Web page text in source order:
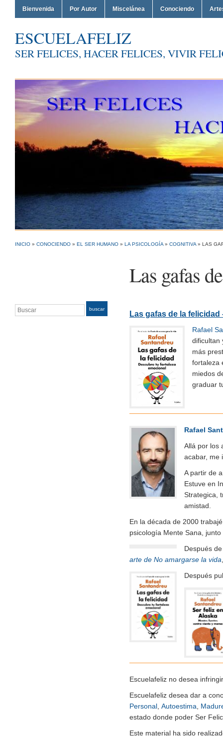
Bienvenida Por Autor Miscelánea Conociendo
ESCUELAFELIZ
SER FELICES, HACER FELICES, VIVIR
INICIO » CONOCIENDO » EL SER HUMANO » LA PSICOLOGÍA » COGNITIVA » LAS
Las gafas
Buscar buscar
Las gafas de la
Rafael
dificultan
más
fortaleza
miedos
graduar
Rafael
Allá por los
acabar, me
A partir de
Estuve en
Strategica,
amistad.
En la década de 2000
psicología Mente Sana,
Después
arte de No amargarse la vida
Después
Escuelafeliz no desea
Escuelafeliz desea dar a
Personal Autoestima
estado donde poder Ser
Este material ha sido